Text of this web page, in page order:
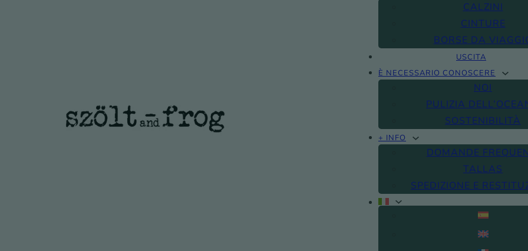
CALZINI
CINTURE
BORSE DA
USCITA
È NECESSARIO CONOSCERE
NOI
PULIZIA
SOSTENIBILITÀ
+ INFO
DOMANDE
TALLAS
SPEDIZIONE E